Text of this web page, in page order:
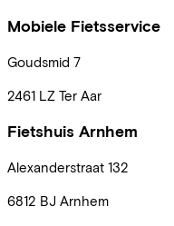
Mobiele Fietsservice
Goudsmid 7
2461 LZ Ter Aar
Fietshuis Arnhem
Alexanderstraat 132
6812 BJ Arnhem